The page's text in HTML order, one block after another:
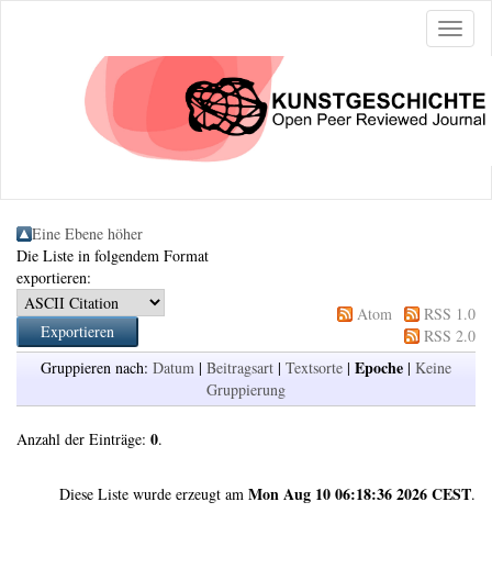
ein-/
Eine Ebene höher
Die Liste in folgendem Format
exportieren:
Atom
RSS 1.0
RSS 2.0
Gruppieren nach: Datum | Beitragsart | Textsorte | Epoche | Keine
Gruppierung
Anzahl der Einträge: 0.
Diese Liste wurde erzeugt am Mon Aug 10 06:18:36 2026 CEST.